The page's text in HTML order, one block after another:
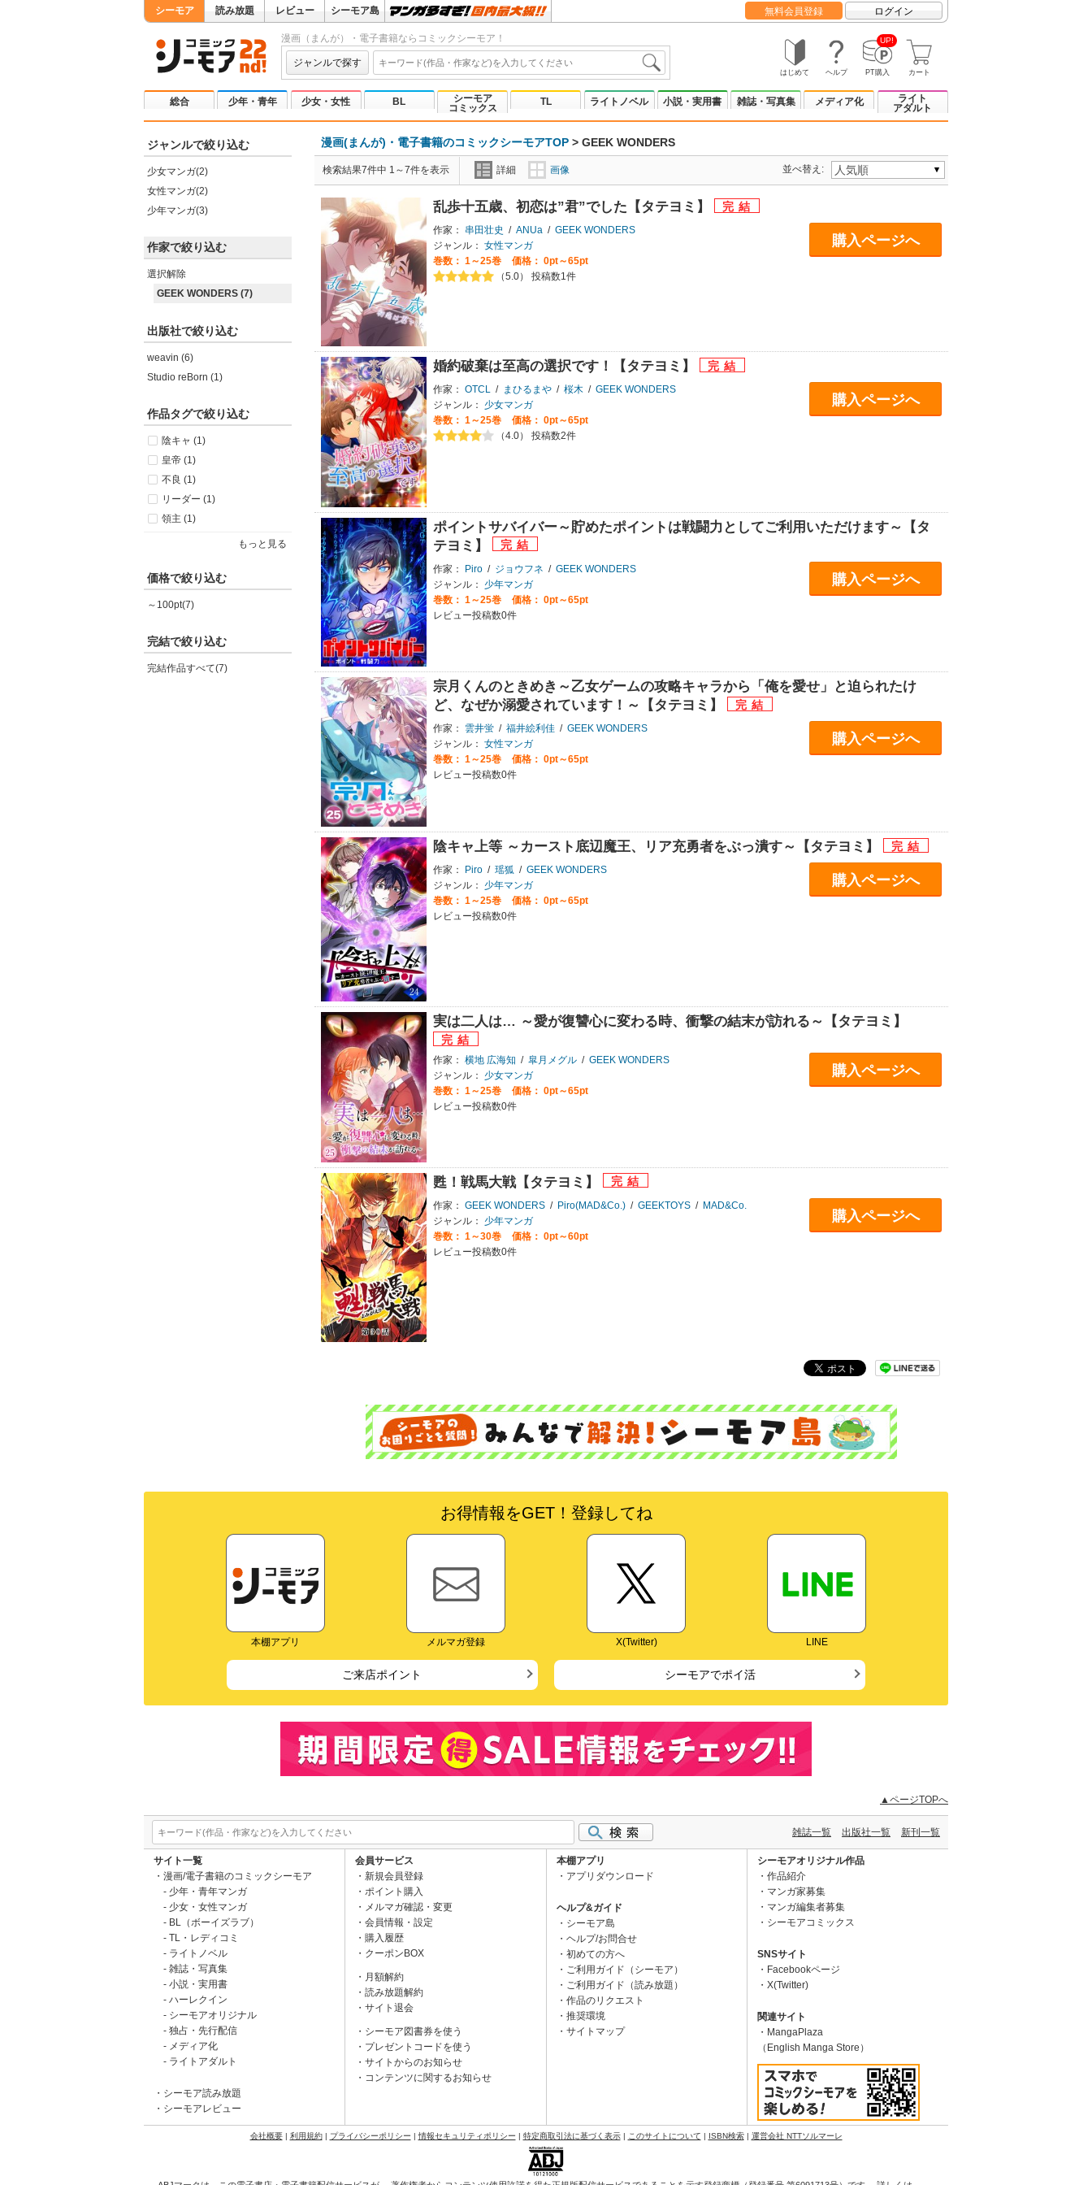
シーモア 読み放題 レビュー シーモア島 無料会員登録 ログイン
漫画（まんが）・電子書籍ならコミックシーモア！
ジャンルで探す
はじめて ヘルプ
UP!
PT購入 カート
総合 少年・青年 少女・女性 BL
シーモア
コミックス
TL ライトノベル 小説・実用書 雑誌・写真集 メディア化
ライト
アダルト
ジャンルで絞り込む
少女マンガ(2)
女性マンガ(2)
少年マンガ(3)
作家で絞り込む
選択解除
GEEK WONDERS (7)
出版社で絞り込む
weavin (6)
Studio reBorn (1)
作品タグで絞り込む
陰キャ (1)
皇帝 (1)
不良 (1)
リーダー (1)
領主 (1)
もっと見る
価格で絞り込む
～100pt(7)
完結で絞り込む
完結作品すべて(7)
漫画(まんが)・電子書籍のコミックシーモアTOP > GEEK WONDERS
検索結果7件中 1～7件を表示 詳細 画像 並べ替え:
乱歩十五歳、初恋は”君”でした【タテヨミ】
作家： 串田壮史 / ANUa / GEEK WONDERS
ジャンル： 女性マンガ
巻数： 1～25巻
価格： 0pt～65pt
（5.0） 投稿数1件
購入ページへ
婚約破棄は至高の選択です！【タテヨミ】
作家： OTCL / まひるまや / 桜木 / GEEK WONDERS
ジャンル：
少女マンガ
巻数： 1～25巻
価格： 0pt～65pt
（4.0） 投稿数2件
購入ページへ
ポイントサバイバー～貯めたポイントは戦闘力としてご利用いただけます～【タ
テヨミ】
作家： Piro / ジョウフネ / GEEK WONDERS
ジャンル：
少年マンガ
巻数： 1～25巻
価格： 0pt～65pt
レビュー投稿数0件
購入ページへ
宗月くんのときめき～乙女ゲームの攻略キャラから「俺を愛せ」と迫られたけ
ど、なぜか溺愛されています！～【タテヨミ】
作家： 雲井蛍 / 福井絵利佳 / GEEK WONDERS
ジャンル： 女性マンガ
巻数： 1～25巻
価格： 0pt～65pt
レビュー投稿数0件
購入ページへ
陰キャ上等 ～カースト底辺魔王、リア充勇者をぶっ潰す～【タテヨミ】
作家： Piro / 瑶狐 / GEEK WONDERS
ジャンル：
少年マンガ
巻数： 1～25巻
価格： 0pt～65pt
レビュー投稿数0件
購入ページへ
実は二人は… ～愛が復讐心に変わる時、衝撃の結末が訪れる～【タテヨミ】
作家： 横地 広海知 / 皐月メグル / GEEK WONDERS
ジャンル：
少女マンガ
巻数： 1～25巻
価格： 0pt～65pt
レビュー投稿数0件
購入ページへ
甦！戦馬大戦【タテヨミ】
作家： GEEK WONDERS / Piro(MAD&Co.) / GEEKTOYS / MAD&Co.
ジャンル：
少年マンガ
巻数： 1～30巻
価格： 0pt～60pt
レビュー投稿数0件
購入ページへ
お得情報をGET！登録してね
本棚アプリ メルマガ登録 X(Twitter) LINE
ご来店ポイント シーモアでポイ活
▲ページTOPへ
雑誌一覧 出版社一覧 新刊一覧
サイト一覧
漫画/電子書籍のコミックシーモア
少年・青年マンガ
少女・女性マンガ
BL（ボーイズラブ）
TL・レディコミ
ライトノベル
雑誌・写真集
小説・実用書
ハーレクイン
シーモアオリジナル
独占・先行配信
メディア化
ライトアダルト
シーモア読み放題
シーモアレビュー
会員サービス
新規会員登録
ポイント購入
メルマガ確認・変更
会員情報・設定
購入履歴
クーポンBOX
月額解約
読み放題解約
サイト退会
シーモア図書券を使う
プレゼントコードを使う
サイトからのお知らせ
コンテンツに関するお知らせ
本棚アプリ
アプリダウンロード
ヘルプ&ガイド
シーモア島
ヘルプ/お問合せ
初めての方へ
ご利用ガイド（シーモア）
ご利用ガイド（読み放題）
作品のリクエスト
推奨環境
サイトマップ
シーモアオリジナル作品
作品紹介
マンガ家募集
マンガ編集者募集
シーモアコミックス
SNSサイト
Facebookページ
X(Twitter)
関連サイト
MangaPlaza
（English Manga Store）
会社概要| 利用規約| プライバシーポリシー | 情報セキュリティポリシー | 特定商取引法に基づく表示| このサイトについて | ISBN検索| 運営会社 NTTソルマーレ